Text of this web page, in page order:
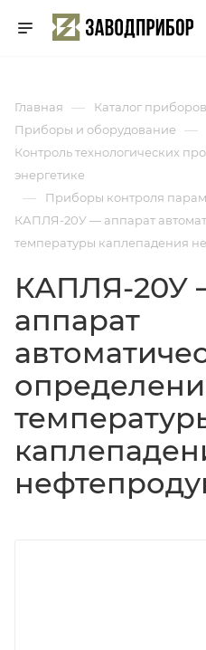
Главная — Каталог приборов
Приборы и оборудование —
Контроль технологических
энергетике
— Приборы контроля
КАПЛЯ-20У — аппарат
температуры каплепадения
КАПЛЯ-20У
аппарат